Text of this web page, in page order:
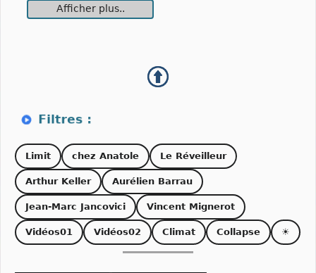
Afficher plus..
Limit chez Anatole Le Réveilleur
Arthur Keller Aurélien Barrau
Jean-Marc Jancovici Vincent Mignerot
Vidéos01 Vidéos02 Climat Collapse ☀